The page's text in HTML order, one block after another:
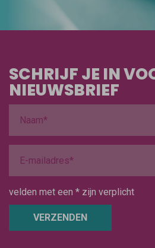
SCHRIJF JE IN
NIEUWSBRIEF
velden met een * zijn verplicht
VERZENDEN